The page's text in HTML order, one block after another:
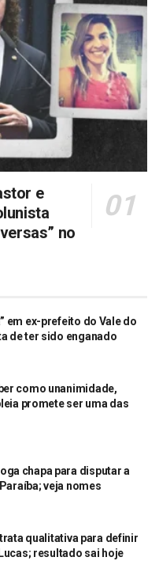
e
no
em ex-prefeito do Vale do
de ter sido enganado
como unanimidade,
promete ser uma das
chapa para disputar a
veja nomes
qualitativa para definir
resultado sai hoje